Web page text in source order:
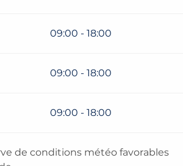
09:00 - 18:00
09:00 - 18:00
09:00 - 18:00
de conditions météo favorables